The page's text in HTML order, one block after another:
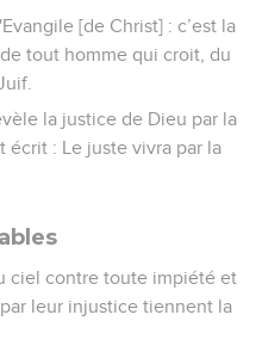
[de Christ] : c’est la
tout homme qui croit, du
la justice de Dieu par la
écrit : Le juste vivra par la
ciel contre toute impiété et
leur injustice tiennent la